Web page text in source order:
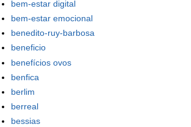
bem-estar digital
bem-estar emocional
benedito-ruy-barbosa
beneficio
benefícios ovos
benfica
berlim
berreal
bessias